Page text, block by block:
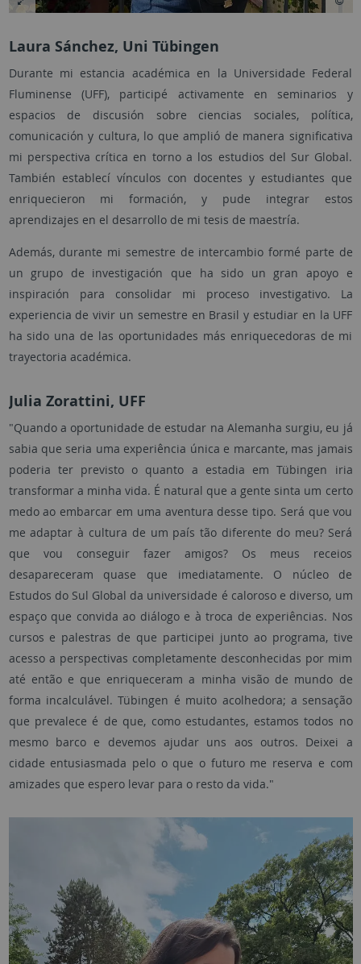
Laura Sánchez, Uni Tübingen
Durante mi estancia académica en la Universidade Federal
Fluminense (UFF), participé activamente en seminarios y
espacios de discusión sobre ciencias sociales, política,
comunicación y cultura, lo que amplió de manera significativa
mi perspectiva crítica en torno a los estudios del Sur Global.
También establecí vínculos con docentes y estudiantes que
enriquecieron mi formación, y pude integrar estos
aprendizajes en el desarrollo de mi tesis de maestría.
Además, durante mi semestre de intercambio formé parte de
un grupo de investigación que ha sido un gran apoyo e
inspiración para consolidar mi proceso investigativo. La
experiencia de vivir un semestre en Brasil y estudiar en la UFF
ha sido una de las oportunidades más enriquecedoras de mi
trayectoria académica.
Julia Zorattini, UFF
"Quando a oportunidade de estudar na Alemanha surgiu, eu já
sabia que seria uma experiência única e marcante, mas jamais
poderia ter previsto o quanto a estadia em Tübingen iria
transformar a minha vida. É natural que a gente sinta um certo
medo ao embarcar em uma aventura desse tipo. Será que vou
me adaptar à cultura de um país tão diferente do meu? Será
que vou conseguir fazer amigos? Os meus receios
desapareceram quase que imediatamente. O núcleo de
Estudos do Sul Global da universidade é caloroso e diverso, um
espaço que convida ao diálogo e à troca de experiências. Nos
cursos e palestras de que participei junto ao programa, tive
acesso a perspectivas completamente desconhecidas por mim
até então e que enriqueceram a minha visão de mundo de
forma incalculável. Tübingen é muito acolhedora; a sensação
que prevalece é de que, como estudantes, estamos todos no
mesmo barco e devemos ajudar uns aos outros. Deixei a
cidade entusiasmada pelo o que o futuro me reserva e com
amizades que espero levar para o resto da vida."